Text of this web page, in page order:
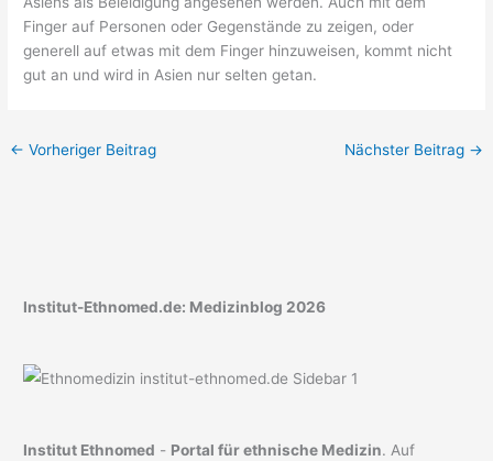
Finger auf Personen oder Gegenstände zu zeigen, oder
generell auf etwas mit dem Finger hinzuweisen, kommt nicht
gut an und wird in Asien nur selten getan.
← Vorheriger Beitrag Nächster Beitrag →
Institut-Ethnomed.de: Medizinblog 2026
Institut Ethnomed - Portal für ethnische Medizin. Auf